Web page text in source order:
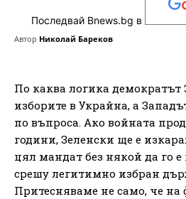
Последвай Bnews.bg в
Автор Николай Бареков
По каква логика демократът
изборите в Украйна, а
по въпроса. Ако войната
години, Зеленски ще е
цял мандат без някой да го е
срешу легитимно избран
Притесняваме не само, че на